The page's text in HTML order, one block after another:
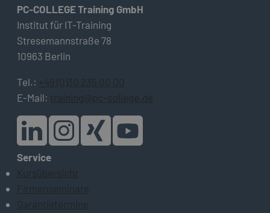
PC-COLLEGE Training GmbH
Institut für IT-Training
Stresemannstraße 78
10963 Berlin
Tel.: +49 (0)30 235 00 00
E-Mail: training@pc-college.de
Service
Kursübersicht
Firmenseminare
Garantietermine